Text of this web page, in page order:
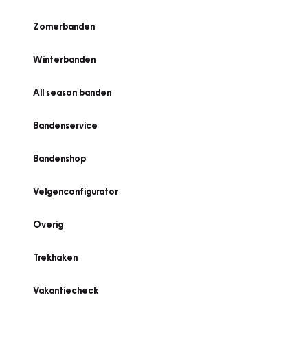
Zomerbanden
Winterbanden
All season banden
Bandenservice
Bandenshop
Velgenconfigurator
Overig
Trekhaken
Vakantiecheck